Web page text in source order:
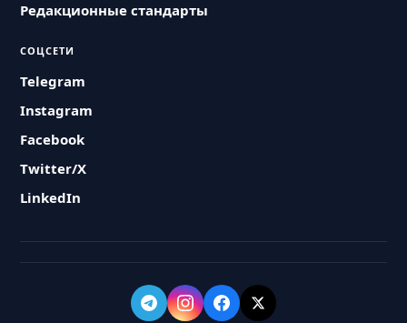
Редакционные стандарты
СОЦСЕТИ
Telegram
Instagram
Facebook
Twitter/X
LinkedIn